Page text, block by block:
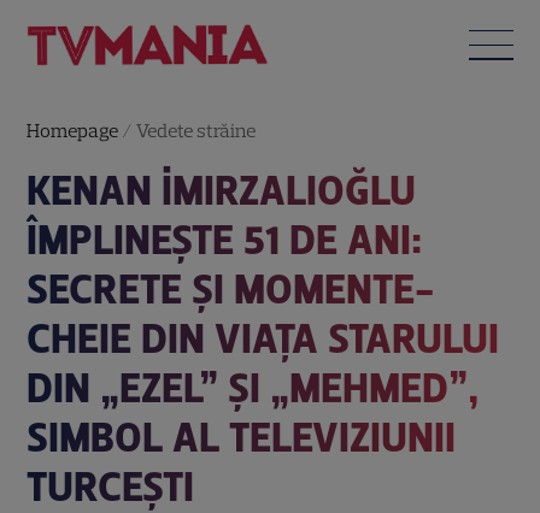
Homepage /Vedete străine
KENAN İMIRZALIOĞLU
ÎMPLINEȘTE 51 DE ANI:
SECRETE ȘI MOMENTE-
CHEIE DIN VIAȚA STARULUI
DIN „EZEL” ȘI „MEHMED”,
SIMBOL AL TELEVIZIUNII
TURCEȘTI